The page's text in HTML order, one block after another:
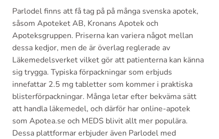
Parlodel finns att få tag på på många svenska apotek,
såsom Apoteket AB, Kronans Apotek och
Apoteksgruppen. Priserna kan variera något mellan
dessa kedjor, men de är överlag reglerade av
Läkemedelsverket vilket gör att patienterna kan känna
sig trygga. Typiska förpackningar som erbjuds
innefattar 2.5 mg tabletter som kommer i praktiska
blisterförpackningar. Många letar efter bekväma sätt
att handla läkemedel, och därför har online-apotek
som Apotea.se och MEDS blivit allt mer populära.
Dessa plattformar erbjuder även Parlodel med